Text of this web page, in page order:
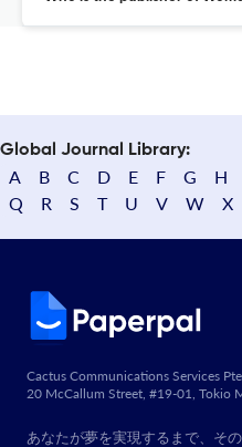
Global Journal Library:
A B C D E F G H
Q
R S T U V W X
Cactus Communications Services
20 McCallum Street, #19-01, Tokio
あなたが夢を実現するまで、そ